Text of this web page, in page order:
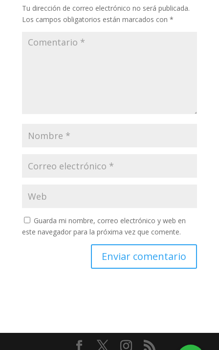
Tu dirección de correo electrónico no será publicada.
Los campos obligatorios están marcados con *
Guarda mi nombre, correo electrónico y web en
este navegador para la próxima vez que comente.